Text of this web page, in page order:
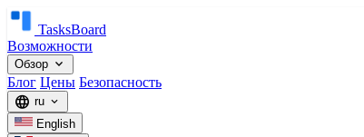
TasksBoard
Возможности
Обзор expand_more
Блог Цены Безопасность
language ru expand_more
English